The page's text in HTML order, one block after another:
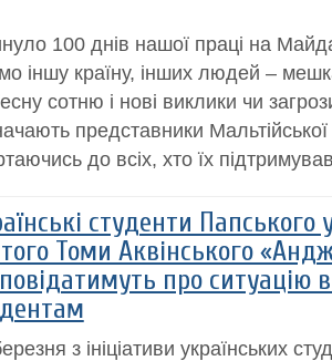
100 днів нашої праці на
іншу країну, інших людей –
сотню і нові виклики чи
представники
до всіх, хто їх
студенти Папського
Томи Аквінського
про ситуацію
з ініціативи українських